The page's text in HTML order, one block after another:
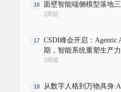
16 面壁智能端侧模型落地
2周前
17
CSDI峰会开启：Agentic
期，智能系统重塑生产力
3周前
18
从数字人格到万物具身